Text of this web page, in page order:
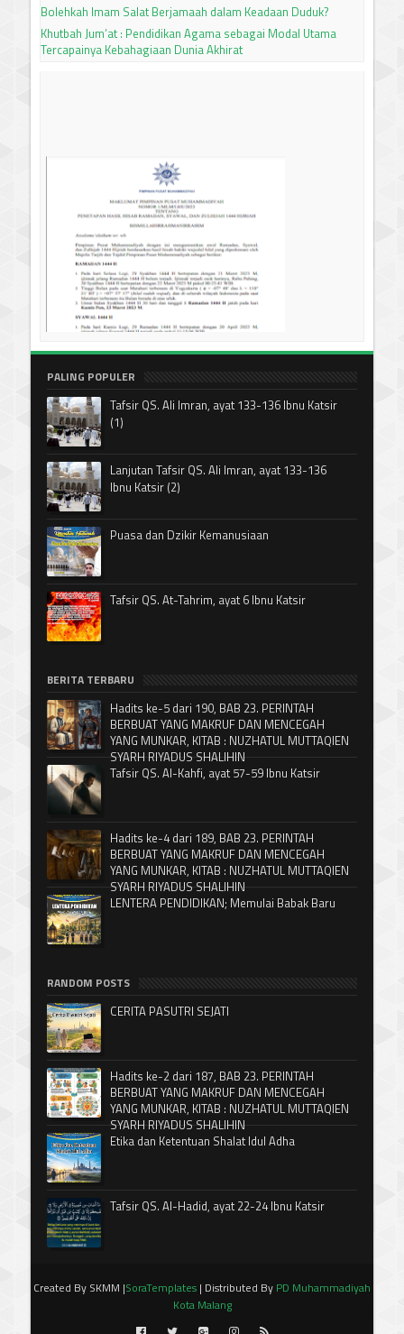
Bolehkah Imam Salat Berjamaah dalam Keadaan Duduk?
Khutbah Jum’at : Pendidikan Agama sebagai Modal Utama
Tercapainya Kebahagiaan Dunia Akhirat
PALING POPULER
Tafsir QS. Ali Imran, ayat 133-136 Ibnu Katsir
(1)
Lanjutan Tafsir QS. Ali Imran, ayat 133-136
Ibnu Katsir (2)
Puasa dan Dzikir Kemanusiaan
Tafsir QS. At-Tahrim, ayat 6 Ibnu Katsir
BERITA TERBARU
Hadits ke-5 dari 190, BAB 23. PERINTAH
BERBUAT YANG MAKRUF DAN MENCEGAH
YANG MUNKAR, KITAB : NUZHATUL MUTTAQIEN
SYARH RIYADUS SHALIHIN
Tafsir QS. Al-Kahfi, ayat 57-59 Ibnu Katsir
Hadits ke-4 dari 189, BAB 23. PERINTAH
BERBUAT YANG MAKRUF DAN MENCEGAH
YANG MUNKAR, KITAB : NUZHATUL MUTTAQIEN
SYARH RIYADUS SHALIHIN
LENTERA PENDIDIKAN; Memulai Babak Baru
RANDOM POSTS
CERITA PASUTRI SEJATI
Hadits ke-2 dari 187, BAB 23. PERINTAH
BERBUAT YANG MAKRUF DAN MENCEGAH
YANG MUNKAR, KITAB : NUZHATUL MUTTAQIEN
SYARH RIYADUS SHALIHIN
Etika dan Ketentuan Shalat Idul Adha
Tafsir QS. Al-Hadid, ayat 22-24 Ibnu Katsir
Created By SKMM |SoraTemplates | Distributed By PD Muhammadiyah
Kota Malang